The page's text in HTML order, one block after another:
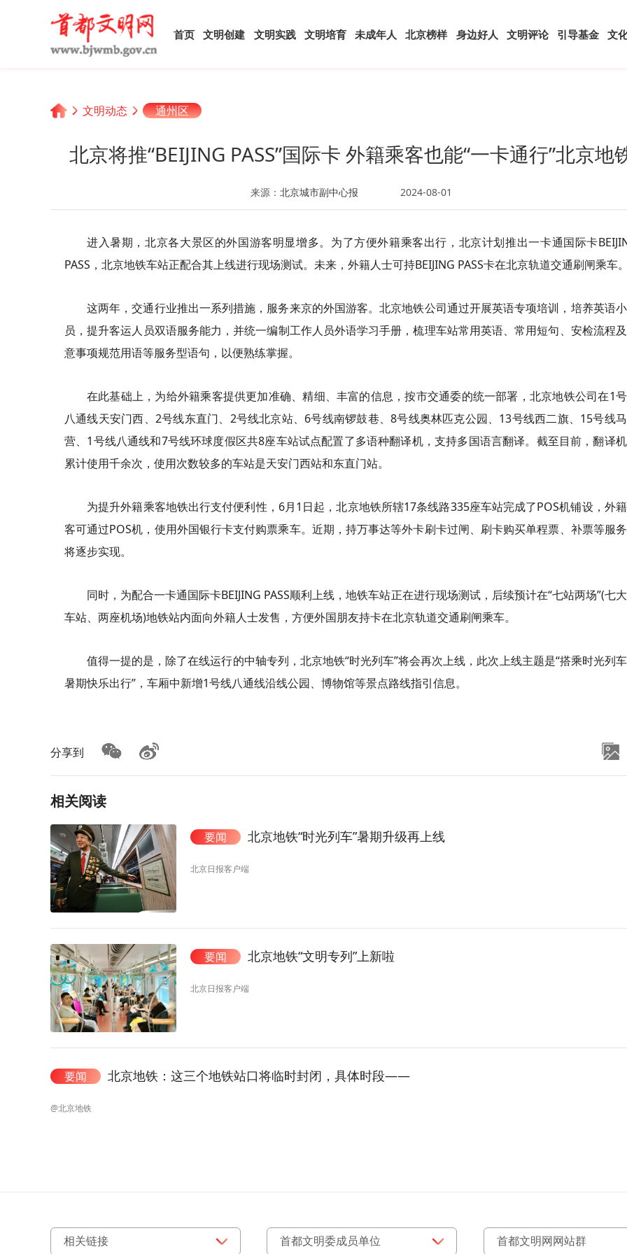
首页 文明创建 文明实践 文明培育 未成年人 北京榜样 身边好人 文明评论 引导基金 文
文明动态 通州区
北京将推“BEIJING PASS”国际卡 外籍乘客也能“一卡通行”北京地
来源： 北京城市副中心报 2024-08-01
进入暑期，北京各大景区的外国游客明显增多。为了方便外籍乘客出行，北京计划推出一卡通国际卡
PASS，北京地铁车站正配合其上线进行现场测试。未来，外籍人士可持BEIJING PASS卡在北京轨道交通刷闸乘车。
这两年，交通行业推出一系列措施，服务来京的外国游客。北京地铁公司通过开展英语专项培训，培养英语
员，提升客运人员双语服务能力，并统一编制工作人员外语学习手册，梳理车站常用英语、常用短句、安检流程
意事项规范用语等服务型语句，以便熟练掌握。
在此基础上，为给外籍乘客提供更加准确、精细、丰富的信息，按市交通委的统一部署，北京地铁公司在1
八通线天安门西、2号线东直门、2号线北京站、6号线南锣鼓巷、8号线奥林匹克公园、13号线西二旗、15号线
营、1号线八通线和7号线环球度假区共8座车站试点配置了多语种翻译机，支持多国语言翻译。截至目前，翻译
累计使用千余次，使用次数较多的车站是天安门西站和东直门站。
为提升外籍乘客地铁出行支付便利性，6月1日起，北京地铁所辖17条线路335座车站完成了POS机铺设，外
客可通过POS机，使用外国银行卡支付购票乘车。近期，持万事达等外卡刷卡过闸、刷卡购买单程票、补票等服
将逐步实现。
同时，为配合一卡通国际卡BEIJING PASS顺利上线，地铁车站正在进行现场测试，后续预计在“七站两场”(七
车站、两座机场)地铁站内面向外籍人士发售，方便外国朋友持卡在北京轨道交通刷闸乘车。
值得一提的是，除了在线运行的中轴专列，北京地铁“时光列车”将会再次上线，此次上线主题是“搭乘时光列车
暑期快乐出行”，车厢中新增1号线八通线沿线公园、博物馆等景点路线指引信息。
分享到
相关阅读
要闻 北京地铁“时光列车”暑期升级再上线
北京日报客户端
要闻 北京地铁“文明专列”上新啦
北京日报客户端
要闻 北京地铁：这三个地铁站口将临时封闭，具体时段——
@北京地铁